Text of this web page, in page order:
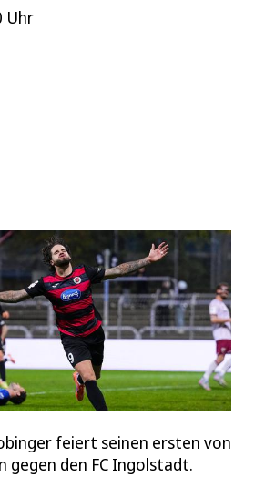
Uhr
feiert seinen ersten von
gegen den FC Ingolstadt.